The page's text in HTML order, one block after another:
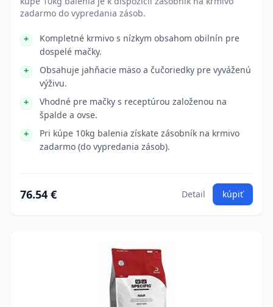
zadarmo do vypredania zásob.
Kompletné krmivo s nízkym obsahom obilnín pre
dospelé mačky.
Obsahuje jahňacie mäso a čučoriedky pre vyváženú
výživu.
Vhodné pre mačky s receptúrou založenou na
špalde a ovse.
Pri kúpe 10kg balenia získate zásobník na krmivo
zadarmo (do vypredania zásob).
76.54 € Detail kúpiť